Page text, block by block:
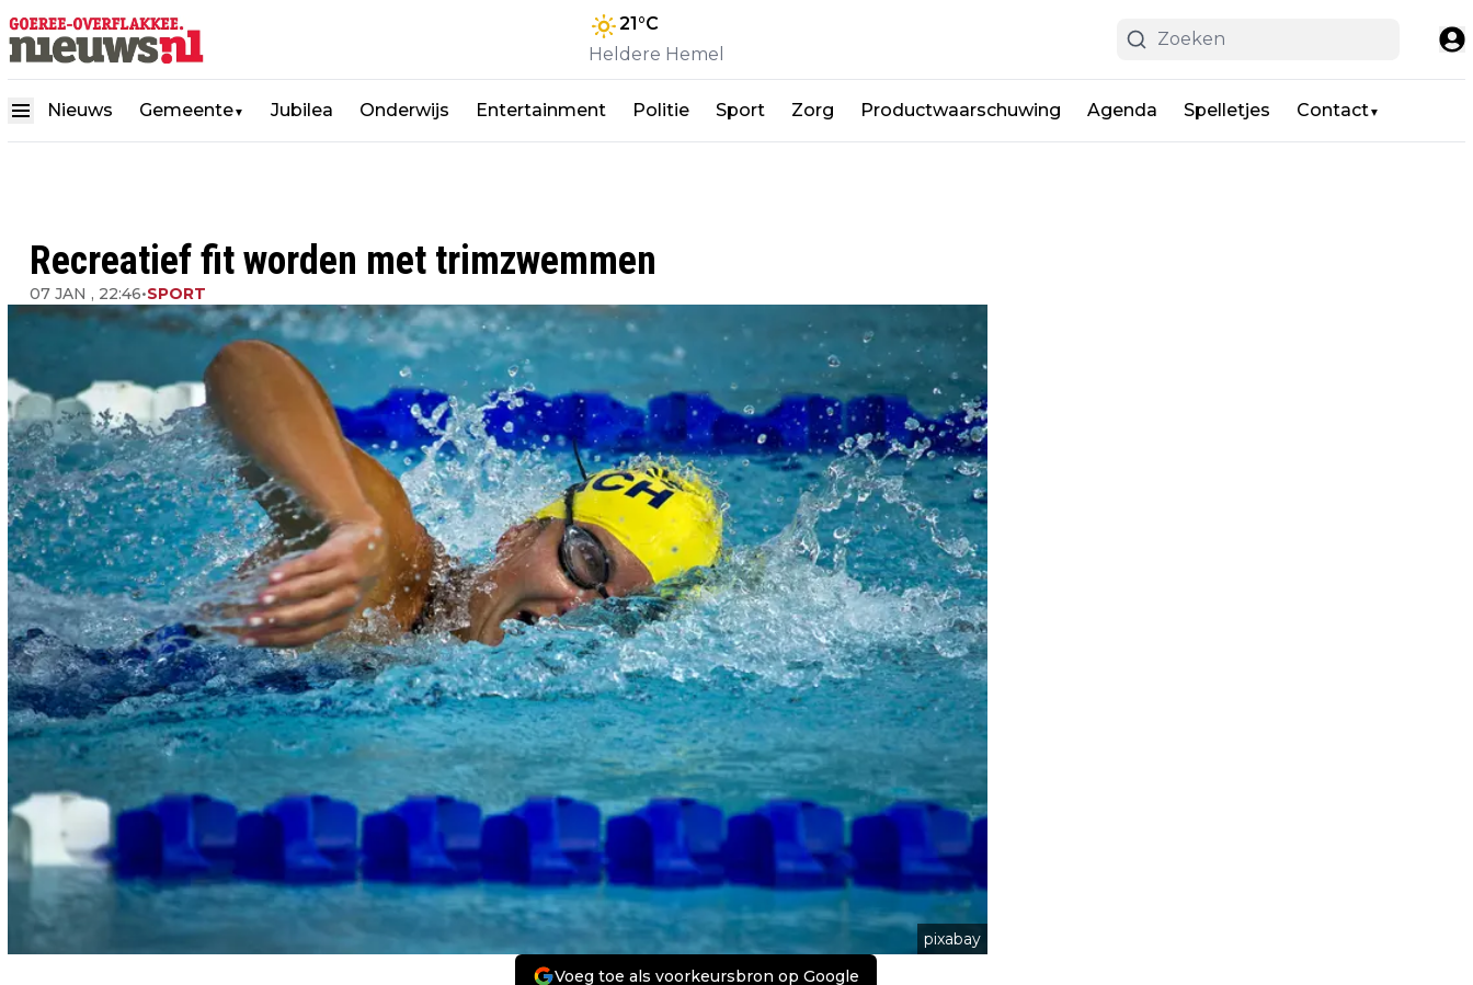
21°C
Heldere Hemel
Nieuws Gemeente▼ Jubilea Onderwijs Entertainment Politie Sport Zorg Productwaarschuwing Agenda Spelletjes Contact▼
Recreatief fit worden met trimzwemmen
07 JAN , 22:46•SPORT
pixabay
Voeg toe als voorkeursbron op Google